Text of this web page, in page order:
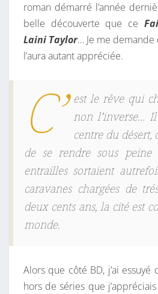
roman démarré l’année
belle découverte que ce
Laini Taylor… Je me demande
l’aura autant appréciée.
C’ est le rêve qui
non l’inverse…
centre du
de se rendre sous
entrailles sortaient
caravanes chargées de
deux cents ans, la cité est
monde.
Alors que côté BD, j’ai
hors de séries que j’appréciais